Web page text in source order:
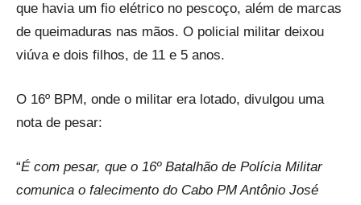
que havia um fio elétrico no pescoço, além de marcas
de queimaduras nas mãos. O policial militar deixou
viúva e dois filhos, de 11 e 5 anos.
O 16º BPM, onde o militar era lotado, divulgou uma
nota de pesar:
“É com pesar, que o 16º Batalhão de Polícia Militar
comunica o falecimento do Cabo PM Antônio José